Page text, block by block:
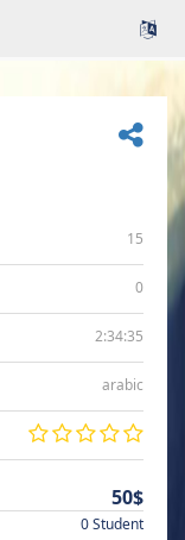
15
0
2:34:35
arabic
50$
0 Student